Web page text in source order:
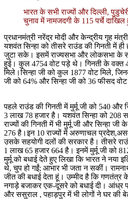
भारत के सभी राज्यों और दिल्ली,
चुनाव में नामजदगी के 115 पर्चे दाखिल
प्रधानमंत्री नरेंद्र मोदी और केन्द्रीय गृह
यशवंत सिन्हा को तीसरे राउंड की गिनती में
जुटा सके। इसमें राज्यसभा और लोकसभा के
हुई। कुल 4754 वोट पड़े थे। गिनती के वक्त
मिले।सिन्हा जी को कुल 1877 वोट मिले,
जी को 64% और सिन्हा जी को 36 फीसद
पहले राउंड की गिनती में मुर्मू जी को 540 और
3 लाख 78 हजार है। यशवंत सिन्हा को 208
राज्यों की गिनती में भी मुर्मू जी और सिन्हा
276 है।इन 10 राज्यों में अरुणाचल
उसके सहयोगी दलों की सरकार है। तीसरे
1 लाख 65 हजार 664 है। इनमें मुर्मू जी को
मुर्मू को बधाई देते हुए लिखा कि भारत ने नया
थे, चुप हो गईं; आभार भी जता न सकीं।
जीत की बधाई देता हूं। उम्मीद है कि गणतंत्र
नगाड़े बजाकर एक-दूसरे को बधाई दी। आंध्र
और ससुराल , पहाड़पुर में भी लोगों ने घर की